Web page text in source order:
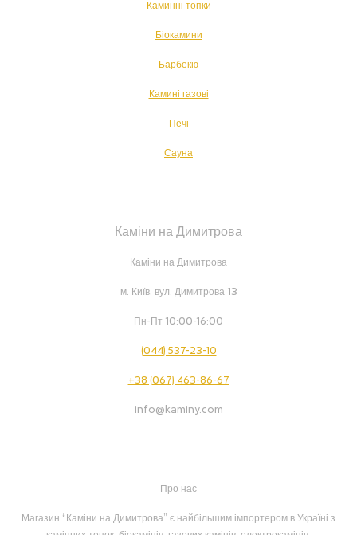
Каминні топки
Біокамини
Барбекю
Камині газові
Печі
Сауна
Каміни на Димитрова
Каміни на Димитрова
м. Київ, вул. Димитрова 13
Пн-Пт 10:00-16:00
(044) 537-23-10
+38 (067) 463-86-67
info@kaminy.com
Про нас
Магазин “Каміни на Димитрова” є найбільшим імпортером в Україні з